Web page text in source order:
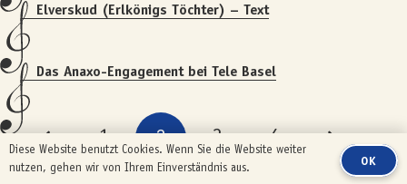
Elverskud (Erlkönigs Töchter) – Text
Das Anaxo-Engagement bei Tele Basel
1 2 3 4
Diese Website benutzt Cookies. Wenn Sie die Website weiter
nutzen, gehen wir von Ihrem Einverständnis aus.
OK